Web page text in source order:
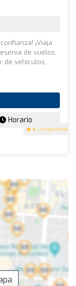
5 (14 opiniones)
¡Viaja
de vuelos,
de vehículos,
Horario